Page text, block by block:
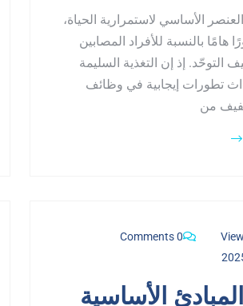
العنصر الأساسي لاستمرارية الحياة،
هامًا بالنسبة للأفراد المصابين
إذ إن التغذية السليمة
تطورات إيجابية في وظائف
من
0 Comments
الأساسية